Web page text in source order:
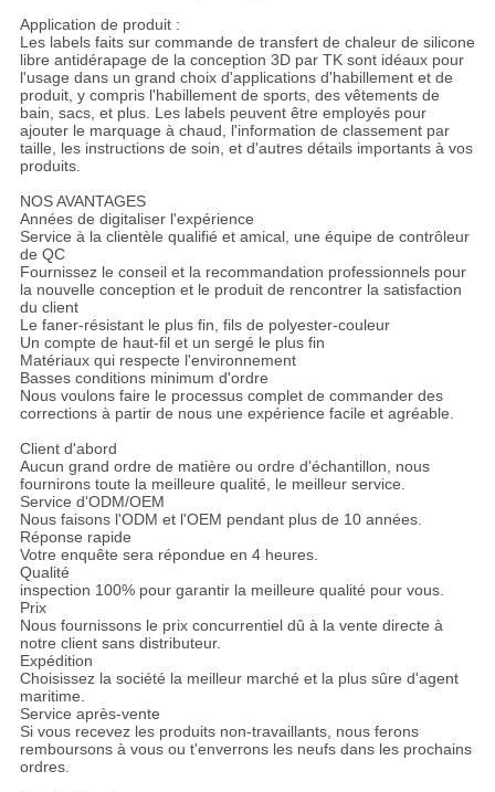
Application de produit :
Les labels faits sur commande de transfert de chaleur de silicone
libre antidérapage de la conception 3D par TK sont idéaux pour
l'usage dans un grand choix d'applications d'habillement et de
produit, y compris l'habillement de sports, des vêtements de
bain, sacs, et plus. Les labels peuvent être employés pour
ajouter le marquage à chaud, l'information de classement par
taille, les instructions de soin, et d'autres détails importants à vos
produits.
NOS AVANTAGES
Années de digitaliser l'expérience
Service à la clientèle qualifié et amical, une équipe de contrôleur
de QC
Fournissez le conseil et la recommandation professionnels pour
la nouvelle conception et le produit de rencontrer la satisfaction
du client
Le faner-résistant le plus fin, fils de polyester-couleur
Un compte de haut-fil et un sergé le plus fin
Matériaux qui respecte l'environnement
Basses conditions minimum d'ordre
Nous voulons faire le processus complet de commander des
corrections à partir de nous une expérience facile et agréable.
Client d'abord
Aucun grand ordre de matière ou ordre d'échantillon, nous
fournirons toute la meilleure qualité, le meilleur service.
Service d'ODM/OEM
Nous faisons l'ODM et l'OEM pendant plus de 10 années.
Réponse rapide
Votre enquête sera répondue en 4 heures.
Qualité
inspection 100% pour garantir la meilleure qualité pour vous.
Prix
Nous fournissons le prix concurrentiel dû à la vente directe à
notre client sans distributeur.
Expédition
Choisissez la société la meilleur marché et la plus sûre d'agent
maritime.
Service après-vente
Si vous recevez les produits non-travaillants, nous ferons
remboursons à vous ou t'enverrons les neufs dans les prochains
ordres.